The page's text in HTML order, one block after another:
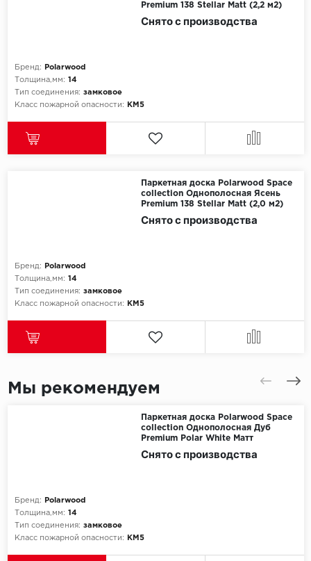
Premium 138 Stellar Matt (2,2 м2)
Бренд:
Polarwood
Толщина,мм: 14
Тип соединения: замковое
Класс пожарной опасности:
КМ5
Снято с производства
Паркетная доска Polarwood Space
collection Однополосная Ясень
Premium 138 Stellar Matt (2,0 м2)
Бренд:
Polarwood
Толщина,мм: 14
Тип соединения: замковое
Класс пожарной опасности:
КМ5
Снято с производства
Мы рекомендуем
Паркетная доска Polarwood Space
collection Однополосная Дуб
Premium Polar White Матт
Бренд:
Polarwood
Толщина,мм: 14
Тип соединения: замковое
Класс пожарной опасности:
КМ5
Снято с производства